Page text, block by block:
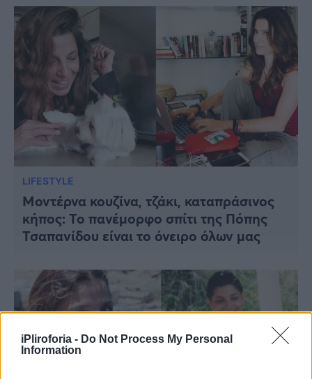
iPliroforia - Do Not Process My Personal
Information
LIFESTYLE
Μοντέρνα κουζίνα, τζάκι, καταπράσινος
κήπος: Το πανέμορφο σπίτι της Πόπης
Τσαπανίδου είναι το όνειρο όλων μας